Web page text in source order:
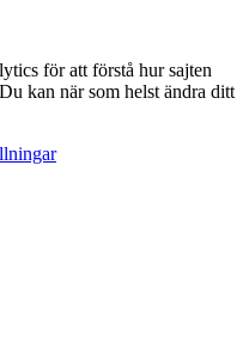
för att förstå hur sajten
kan när som helst ändra ditt